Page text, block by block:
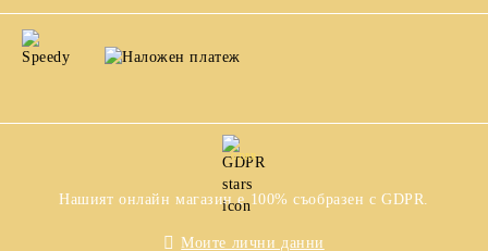
GDPR
Нашият онлайн магазин е 100% съобразен с GDPR.
Моите лични данни